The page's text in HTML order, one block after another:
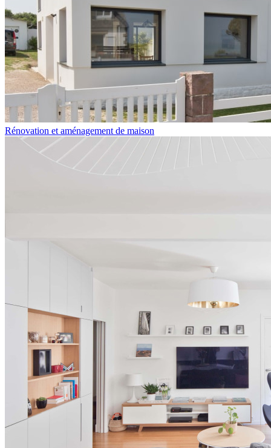
Rénovation et aménagement de maison